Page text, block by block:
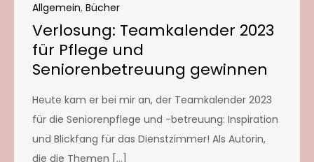
Allgemein, Bücher
Verlosung: Teamkalender 2023
für Pflege und
Seniorenbetreuung gewinnen
Heute kam er bei mir an, der Teamkalender 2023
für die Seniorenpflege und -betreuung: Inspiration
und Blickfang für das Dienstzimmer! Als Autorin,
die die Themen […]